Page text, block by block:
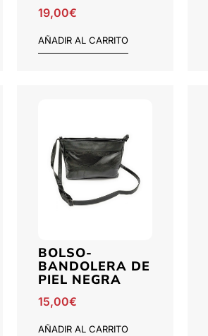
19,00€
AÑADIR AL CARRITO
BOLSO-
BANDOLERA DE
PIEL NEGRA
15,00€
AÑADIR AL CARRITO